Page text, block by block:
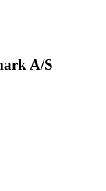
A/S